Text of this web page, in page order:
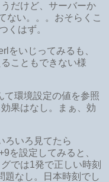
だけど、サーバーか
ない。。。おそらくこ
くはず。
をいじってみるも、
こともできない様
て環境設定の値を参照
果はなし。まぁ、効
ろいろ見てたら
を設定してみると、
では1発で正しい時刻
題なし。日本時刻でし